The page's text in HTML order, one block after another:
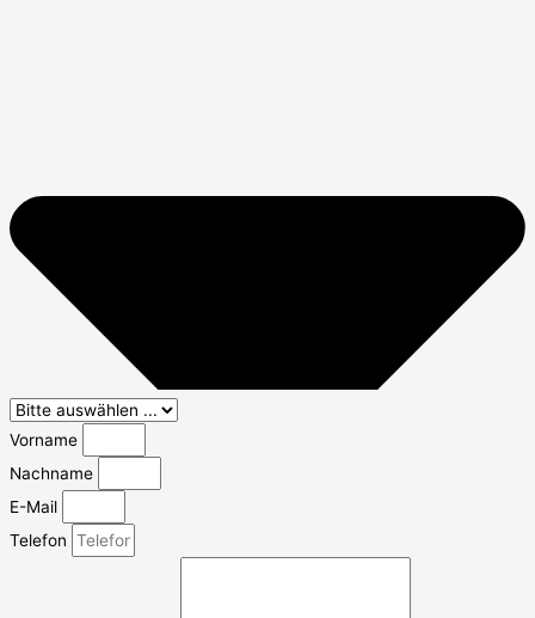
Vorname
Nachname
E-Mail
Telefon